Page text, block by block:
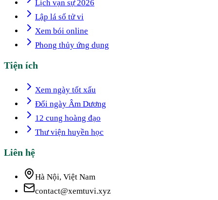
Lịch vạn sự 2026
Lập lá số tử vi
Xem bói online
Phong thủy ứng dụng
Tiện ích
Xem ngày tốt xấu
Đổi ngày Âm Dương
12 cung hoàng đạo
Thư viện huyền học
Liên hệ
Hà Nội, Việt Nam
contact@xemtuvi.xyz